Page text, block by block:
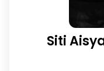
Siti